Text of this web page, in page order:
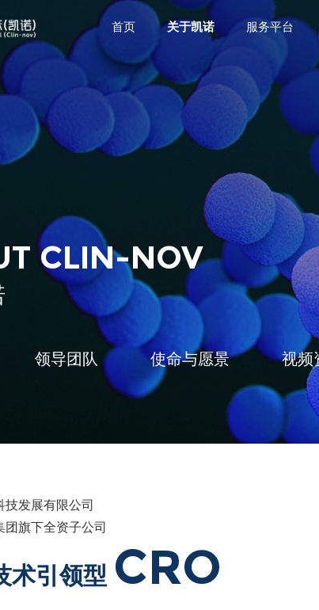
首页 关于凯诺 服务平台
CLIN-NOV
领导团队 使命与愿景 视频
发展有限公司
团旗下全资子公司
术引领型 CRO